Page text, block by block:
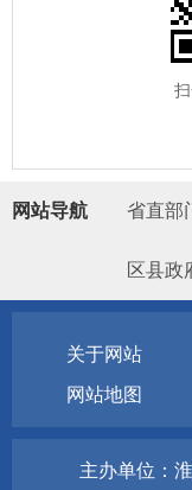
网站导航 省直部
区县政
关于网站
网站地图
主办单位：